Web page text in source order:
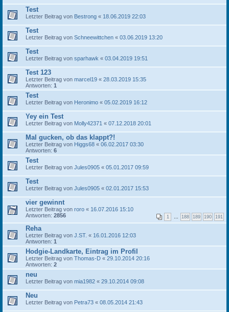
Test
Letzter Beitrag von Bestrong « 18.06.2019 22:03
Test
Letzter Beitrag von Schneewittchen « 03.06.2019 13:20
Test
Letzter Beitrag von sparhawk « 03.04.2019 19:51
Test 123
Letzter Beitrag von marcel19 « 28.03.2019 15:35
Antworten: 1
Test
Letzter Beitrag von Heronimo « 05.02.2019 16:12
Yey ein Test
Letzter Beitrag von Molly42371 « 07.12.2018 20:01
Mal gucken, ob das klappt?!
Letzter Beitrag von Higgs68 « 06.02.2017 03:30
Antworten: 6
Test
Letzter Beitrag von Jules0905 « 05.01.2017 09:59
Test
Letzter Beitrag von Jules0905 « 02.01.2017 15:53
vier gewinnt
Letzter Beitrag von roro « 16.07.2016 15:10
Antworten: 2856 1 … 188 189 190 191
Reha
Letzter Beitrag von J.ST. « 16.01.2016 12:03
Antworten: 1
Hodgie-Landkarte, Eintrag im Profil
Letzter Beitrag von Thomas-D « 29.10.2014 20:16
Antworten: 2
neu
Letzter Beitrag von mia1982 « 29.10.2014 09:08
Neu
Letzter Beitrag von Petra73 « 08.05.2014 21:43